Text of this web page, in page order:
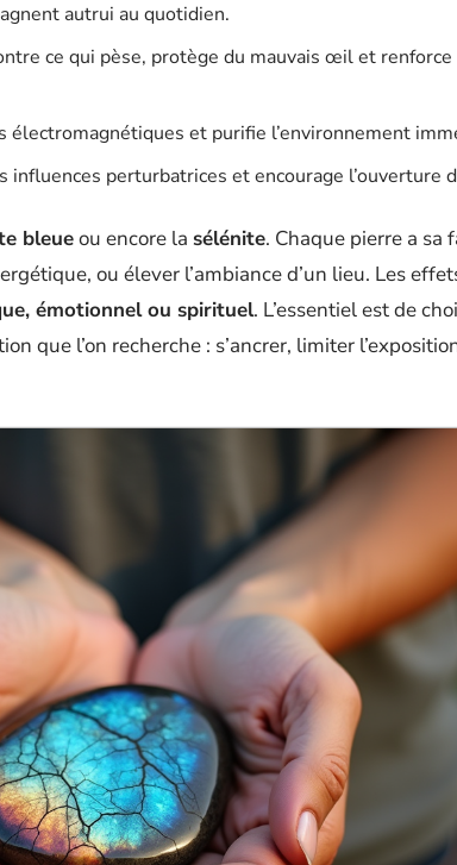
autrui au quotidien.
ce qui pèse, protège du mauvais œil et renforce
électromagnétiques et purifie l’environnement
perturbatrices et encourage l’ouverture
bleueou encore la sélénite. Chaque pierre a sa
ou élever l’ambiance d’un lieu. Les
émotionnel ou spirituel. L’essentiel est de
que l’on recherche : s’ancrer, limiter